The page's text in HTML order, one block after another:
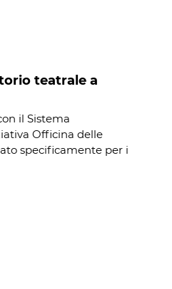
teatrale a
il Sistema
Officina delle
specificamente per i